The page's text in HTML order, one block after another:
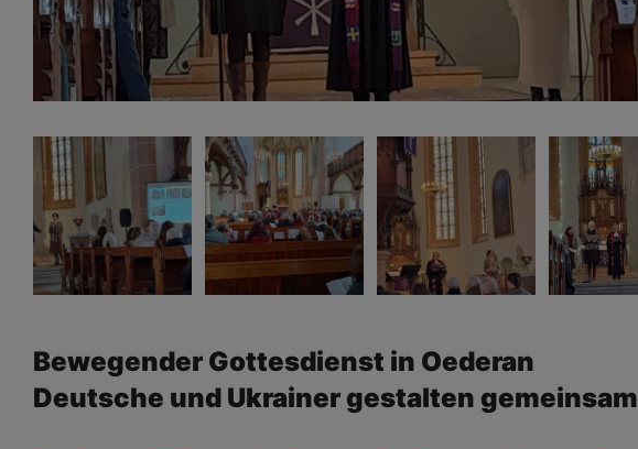
Bewegender Gottesdienst in Oederan
Deutsche und Ukrainer gestalten gemeinsam